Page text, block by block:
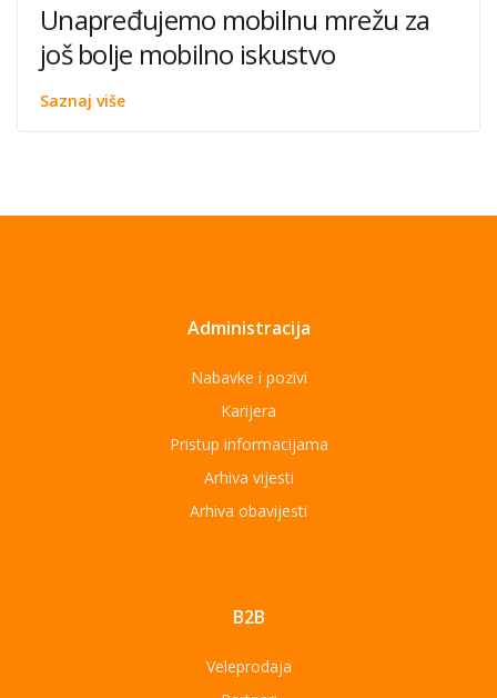
Unapređujemo mobilnu mrežu za
još bolje mobilno iskustvo
Saznaj više
Administracija
Nabavke i pozivi
Karijera
Pristup informacijama
Arhiva vijesti
Arhiva obavijesti
B2B
Veleprodaja